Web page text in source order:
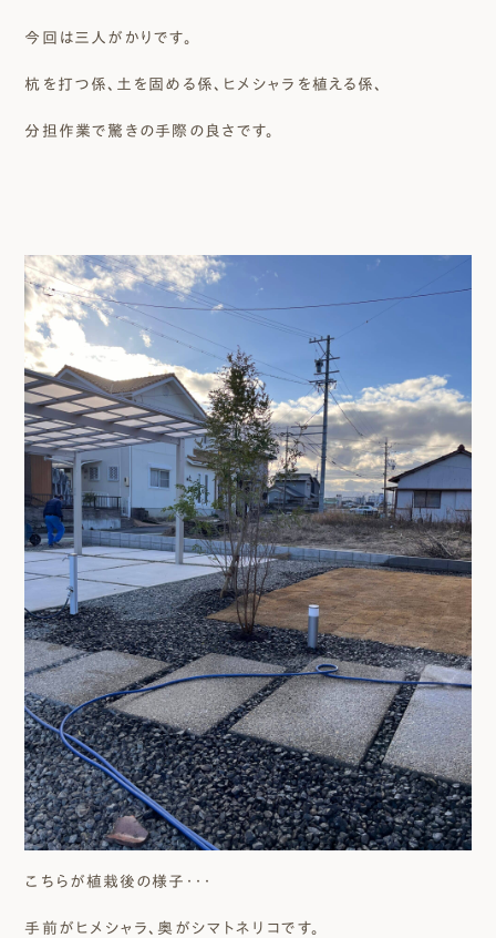
今回は三人がかりです。
杭を打つ係、土を固める係、ヒメシャラを植える係、
分担作業で驚きの手際の良さです。
こちらが植栽後の様子・・・
手前がヒメシャラ、奥がシマトネリコです。